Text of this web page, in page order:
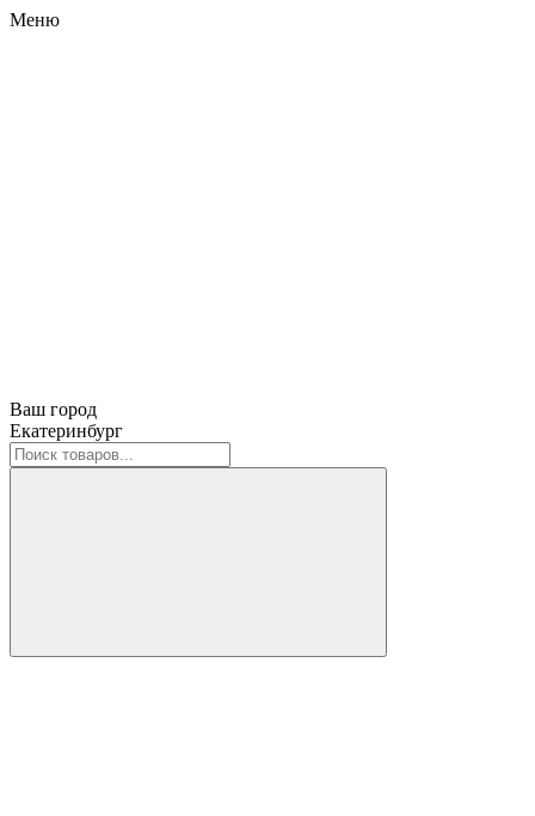
Меню
Ваш город
Екатеринбург